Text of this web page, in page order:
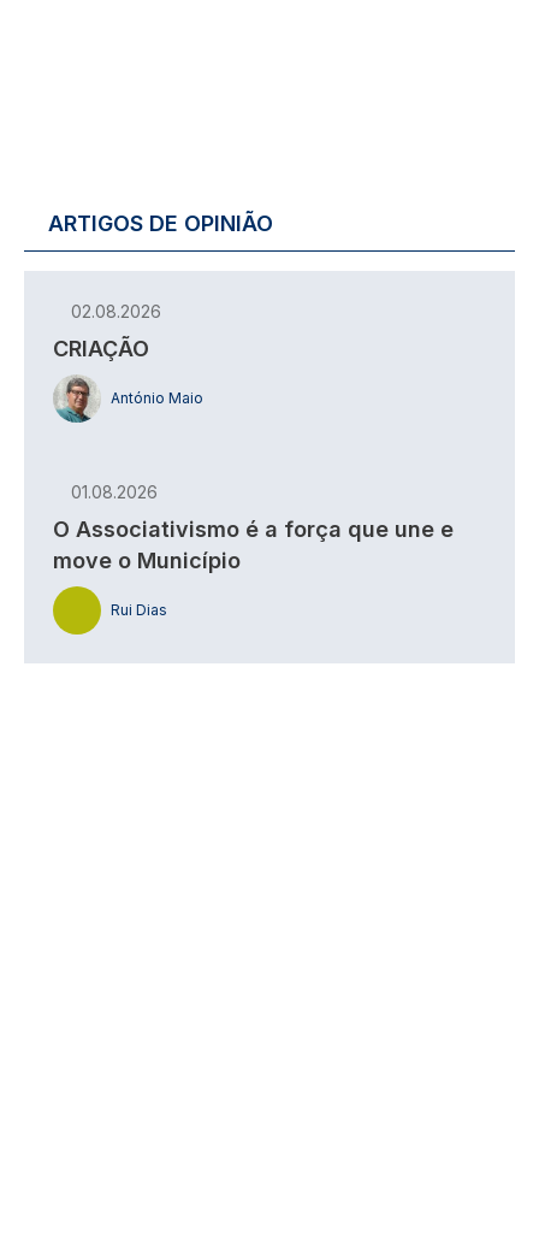
ARTIGOS DE OPINIÃO
02.08.2026
CRIAÇÃO
António Maio
01.08.2026
O Associativismo é a força que une e
move o Município
Rui Dias